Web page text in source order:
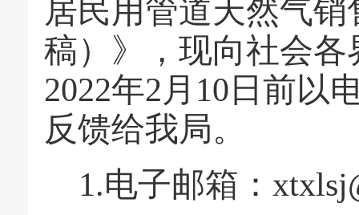
居民用管道天然气
稿）》，现向社会
2022年2月10日前以
反馈给我局。
1.电子邮箱：